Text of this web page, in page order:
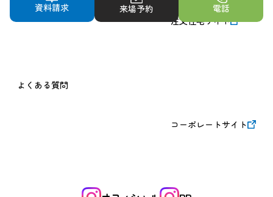
よくある質問
注文住宅サイト
コーポレートサイト
資料請求 来場予約 電話